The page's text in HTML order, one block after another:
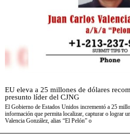
EU eleva a 25 millones de dólares
presunto líder del CJNG
El Gobierno de Estados Unidos incrementó a 25
información que permita localizar, capturar o lograr
Valencia González, alias “El Pelón” o